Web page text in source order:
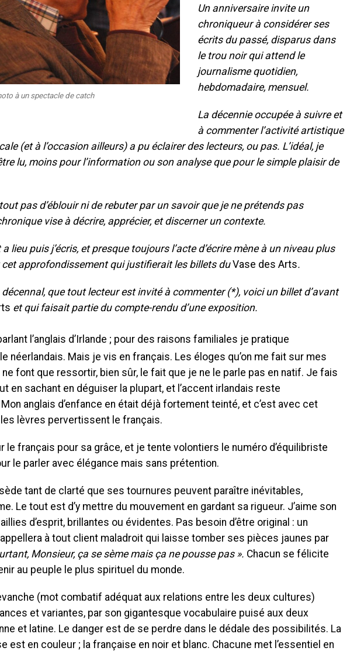
à un spectacle de catch
Un anniversaire invite un
chroniqueur à considérer ses
écrits du passé, disparus dans
le trou noir qui attend le
journalisme quotidien,
hebdomadaire, mensuel.
La décennie occupée à suivre et
à commenter l’activité artistique
(et à l’occasion ailleurs) a pu éclairer des lecteurs, ou pas. L’idéal, je
lu, moins pour l’information ou son analyse que pour le simple plaisir de
pas d’éblouir ni de rebuter par un savoir que je ne prétends pas
vise à décrire, apprécier, et discerner un contexte.
lieu puis j’écris, et presque toujours l’acte d’écrire mène à un niveau plus
cet approfondissement qui justifierait les billets duVase des Arts.
que tout lecteur est invité à commenter (*), voici un billet d’avant
et qui faisait partie du compte-rendu d’une exposition.
l’anglais d’Irlande ; pour des raisons familiales je pratique
néerlandais. Mais je vis en français. Les éloges qu’on me fait sur mes
font que ressortir, bien sûr, le fait que je ne le parle pas en natif. Je fais
en sachant en déguiser la plupart, et l’accent irlandais reste
anglais d’enfance en était déjà fortement teinté, et c’est avec cet
lèvres pervertissent le français.
le français pour sa grâce, et je tente volontiers le numéro d’équilibriste
le parler avec élégance mais sans prétention.
tant de clarté que ses tournures peuvent paraître inévitables,
Le tout est d’y mettre du mouvement en gardant sa rigueur. J’aime son
d’esprit, brillantes ou évidentes. Pas besoin d’être original : un
à tout client maladroit qui laisse tomber ses pièces jaunes par
Monsieur, ça se sème mais ça ne pousse pas ». Chacun se félicite
au peuple le plus spirituel du monde.
(mot combatif adéquat aux relations entre les deux cultures)
et variantes, par son gigantesque vocabulaire puisé aux deux
et latine. Le danger est de se perdre dans le dédale des possibilités. La
est en couleur ; la française en noir et blanc. Chacune met l’essentiel en